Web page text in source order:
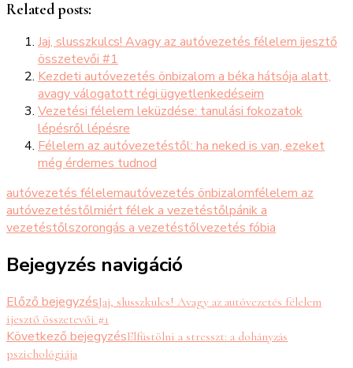
Related posts:
Jaj, slusszkulcs! Avagy az autóvezetés félelem ijesztő
összetevői #1
Kezdeti autóvezetés önbizalom a béka hátsója alatt,
avagy válogatott régi ügyetlenkedéseim
Vezetési félelem leküzdése: tanulási fokozatok
lépésről lépésre
Félelem az autóvezetéstől: ha neked is van, ezeket
még érdemes tudnod
autóvezetés félelemautóvezetés önbizalomfélelem az
autóvezetéstőlmiért félek a vezetéstőlpánik a
vezetéstőlszorongás a vezetéstőlvezetés fóbia
Bejegyzés navigáció
Előző bejegyzésJaj, slusszkulcs! Avagy az autóvezetés félelem
ijesztő összetevői #1
Következő bejegyzésElfüstölni a stresszt: a dohányzás
pszichológiája